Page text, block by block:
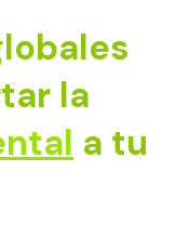
la
a tu